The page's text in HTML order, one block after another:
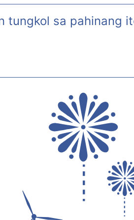
tungkol sa pahinang